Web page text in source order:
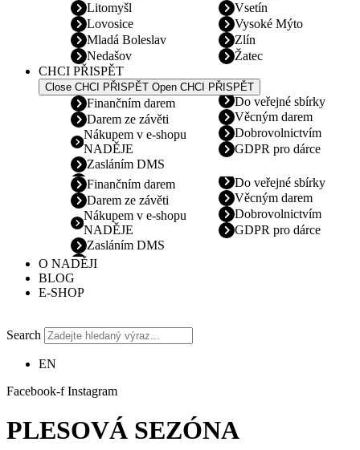
Litomyšl
Lovosice
Mladá Boleslav
Nedašov
Vsetín
Vysoké Mýto
Zlín
Žatec
CHCI PŘISPĚT
Close CHCI PŘISPĚT Open CHCI PŘISPĚT
Finančním darem
Darem ze závěti
Nákupem v e-shopu
NADĚJE
Zasláním DMS
Do veřejné sbírky
Věcným darem
Dobrovolnictvím
GDPR pro dárce
Finančním darem
Darem ze závěti
Nákupem v e-shopu
NADĚJE
Zasláním DMS
Do veřejné sbírky
Věcným darem
Dobrovolnictvím
GDPR pro dárce
O NADĚJI
BLOG
E-SHOP
Search
EN
Facebook-f Instagram
PLESOVÁ SEZÓNA